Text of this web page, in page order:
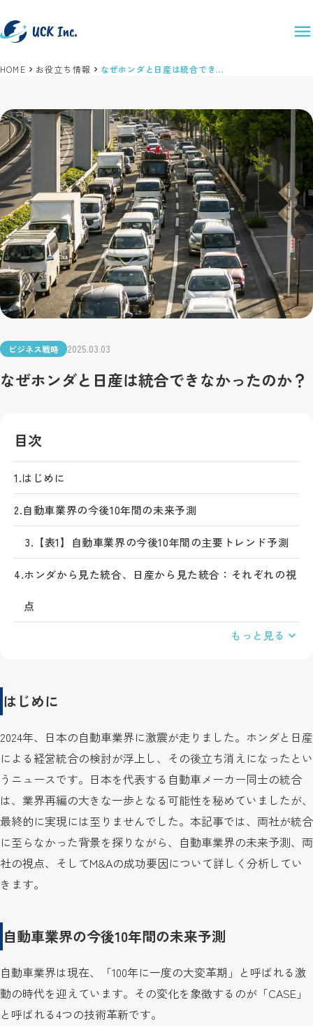
HOME お役立ち情報 なぜホンダと日産は統合できなかったのか？
ビジネス戦略 2025.03.03
なぜホンダと日産は統合できなかったのか？
目次
1.はじめに
2.自動車業界の今後10年間の未来予測
3. 【表1】自動車業界の今後10年間の主要トレンド予測
4.ホンダから見た統合、日産から見た統合：それぞれの視
点
もっと見る
はじめに
2024年、日本の自動車業界に激震が走りました。ホンダと日産
による経営統合の検討が浮上し、その後立ち消えになったとい
うニュースです。日本を代表する自動車メーカー同士の統合
は、業界再編の大きな一歩となる可能性を秘めていましたが、
最終的に実現には至りませんでした。本記事では、両社が統合
に至らなかった背景を探りながら、自動車業界の未来予測、両
社の視点、そしてM&Aの成功要因について詳しく分析してい
きます。
自動車業界の今後10年間の未来予測
自動車業界は現在、「100年に一度の大変革期」と呼ばれる激
動の時代を迎えています。その変化を象徴するのが「CASE」
と呼ばれる4つの技術革新です。